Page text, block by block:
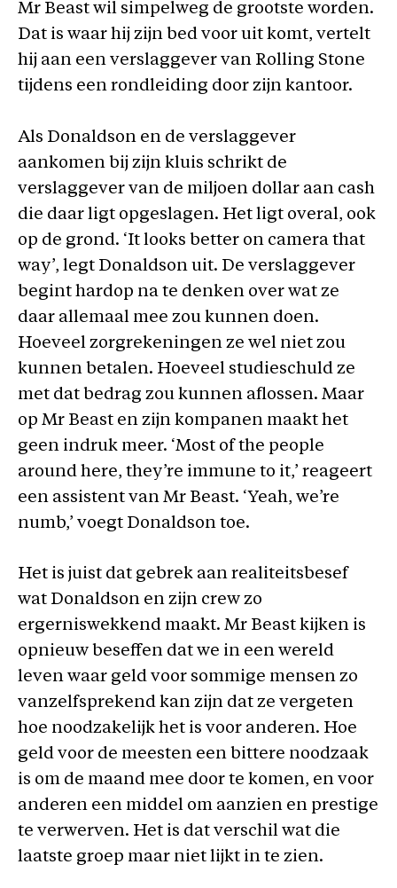
Mr Beast wil simpelweg de grootste worden.
Dat is waar hij zijn bed voor uit komt, vertelt
hij aan een verslaggever van Rolling Stone
tijdens een rondleiding door zijn kantoor.
Als Donaldson en de verslaggever
aankomen bij zijn kluis schrikt de
verslaggever van de miljoen dollar aan cash
die daar ligt opgeslagen. Het ligt overal, ook
op de grond. ‘It looks better on camera that
way’, legt Donaldson uit. De verslaggever
begint hardop na te denken over wat ze
daar allemaal mee zou kunnen doen.
Hoeveel zorgrekeningen ze wel niet zou
kunnen betalen. Hoeveel studieschuld ze
met dat bedrag zou kunnen aflossen. Maar
op Mr Beast en zijn kompanen maakt het
geen indruk meer. ‘Most of the people
around here, they’re immune to it,’ reageert
een assistent van Mr Beast. ‘Yeah, we’re
numb,’ voegt Donaldson toe.
Het is juist dat gebrek aan realiteitsbesef
wat Donaldson en zijn crew zo
ergerniswekkend maakt. Mr Beast kijken is
opnieuw beseffen dat we in een wereld
leven waar geld voor sommige mensen zo
vanzelfsprekend kan zijn dat ze vergeten
hoe noodzakelijk het is voor anderen. Hoe
geld voor de meesten een bittere noodzaak
is om de maand mee door te komen, en voor
anderen een middel om aanzien en prestige
te verwerven. Het is dat verschil wat die
laatste groep maar niet lijkt in te zien.